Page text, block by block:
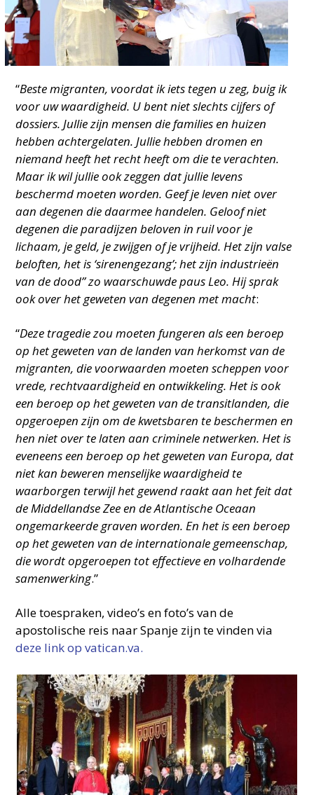
“Beste migranten, voordat ik iets tegen u zeg, buig ik
voor uw waardigheid. U bent niet slechts cijfers of
dossiers. Jullie zijn mensen die families en huizen
hebben achtergelaten. Jullie hebben dromen en
niemand heeft het recht heeft om die te verachten.
Maar ik wil jullie ook zeggen dat jullie levens
beschermd moeten worden. Geef je leven niet over
aan degenen die daarmee handelen. Geloof niet
degenen die paradijzen beloven in ruil voor je
lichaam, je geld, je zwijgen of je vrijheid. Het zijn valse
beloften, het is ‘sirenengezang’; het zijn industrieën
van de dood” zo waarschuwde paus Leo. Hij sprak
ook over het geweten van degenen met macht:
“Deze tragedie zou moeten fungeren als een beroep
op het geweten van de landen van herkomst van de
migranten, die voorwaarden moeten scheppen voor
vrede, rechtvaardigheid en ontwikkeling. Het is ook
een beroep op het geweten van de transitlanden, die
opgeroepen zijn om de kwetsbaren te beschermen en
hen niet over te laten aan criminele netwerken. Het is
eveneens een beroep op het geweten van Europa, dat
niet kan beweren menselijke waardigheid te
waarborgen terwijl het gewend raakt aan het feit dat
de Middellandse Zee en de Atlantische Oceaan
ongemarkeerde graven worden. En het is een beroep
op het geweten van de internationale gemeenschap,
die wordt opgeroepen tot effectieve en volhardende
samenwerking.”
Alle toespraken, video’s en foto’s van de
apostolische reis naar Spanje zijn te vinden via
deze link op vatican.va.